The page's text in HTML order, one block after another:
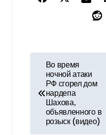
Во время
ночной атаки
РФ сгорел дом
нардепа
Шахова,
объявленного в
розыск (видео)